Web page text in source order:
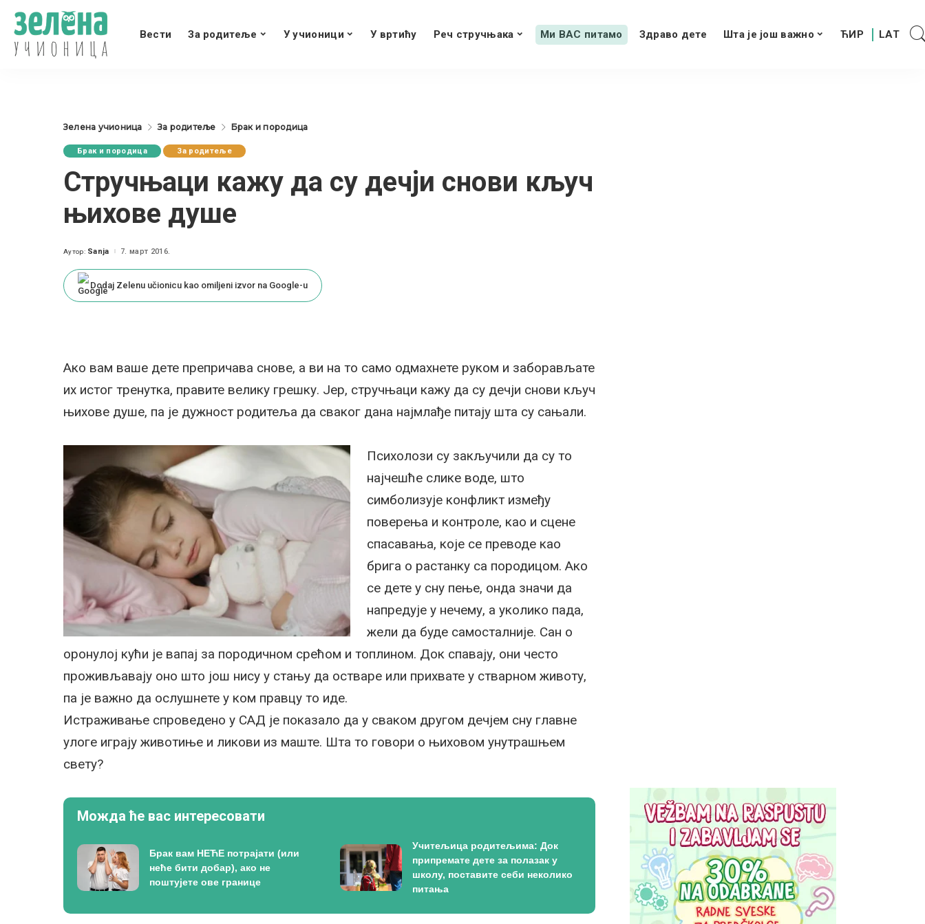
Вести За родитеље У учионици У вртићу Реч стручњака Ми ВАС питамо Здраво дете Шта је још важно
Зелена учионица За родитеље Брак и породица
Брак и породица За родитеље
Стручњаци кажу да су дечји снови кључ
њихове душе
Posted
Аутор: Sanja 7. март 2016.
Dodaj Zelenu učionicu kao omiljeni izvor na Google-u
Ако вам ваше дете препричава снове, а ви на то само одмахнете руком и заборављате
их истог тренутка, правите велику грешку. Јер, стручњаци кажу да су дечји снови кључ
њихове душе, па је дужност родитеља да сваког дана најмлађе питају шта су сањали.
Психолози су закључили да су то
најчешће слике воде, што
симболизује конфликт између
поверења и контроле, као и сцене
спасавања, које се преводе као
брига о растанку са породицом. Ако
се дете у сну пење, онда значи да
напредује у нечему, а уколико пада,
жели да буде самосталније. Сан о
оронулој кући је вапај за породичном срећом и топлином. Док спавају, они често
проживљавају оно што још нису у стању да остваре или прихвате у стварном животу,
па је важно да ослушнете у ком правцу то иде.
Истраживање спроведено у САД је показало да у сваком другом дечјем сну главне
улоге играју животиње и ликови из маште. Шта то говори о њиховом унутрашњем
свету?
Можда ће вас интересовати
Брак вам НЕЋЕ потрајати (или
неће бити добар), ако не
поштујете ове границе
Учитељица родитељима: Док
припремате дете за полазак у
школу, поставите себи неколико
питања